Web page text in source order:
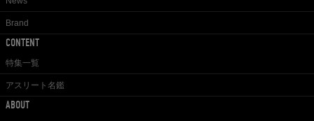
Brand
CONTENT
特集一覧
アスリート名鑑
ABOUT